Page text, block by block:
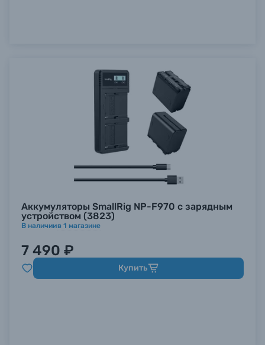
Аккумуляторы SmallRig NP-F970 с зарядным
устройством (3823)
В наличиив 1 магазине
7 490 ₽
Купить